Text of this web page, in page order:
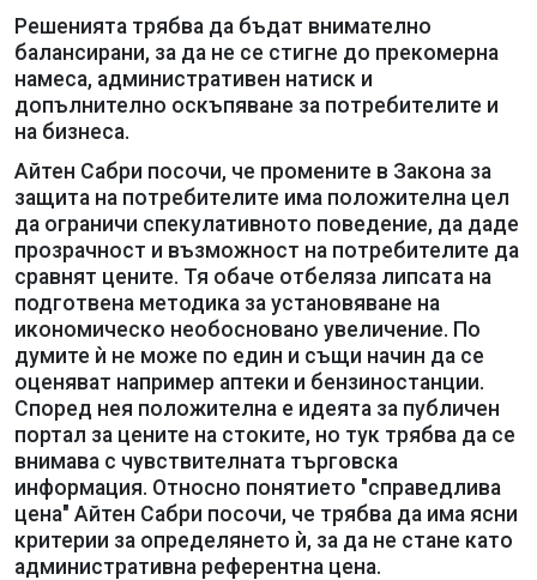
Решенията трябва да бъдат внимателно
балансирани, за да не се стигне до прекомерна
намеса, административен натиск и
допълнително оскъпяване за потребителите и
на бизнеса.
Айтен Сабри посочи, че промените в Закона за
защита на потребителите има положителна цел
да ограничи спекулативното поведение, да даде
прозрачност и възможност на потребителите да
сравнят цените. Тя обаче отбеляза липсата на
подготвена методика за установяване на
икономическо необосновано увеличение. По
думите ѝ не може по един и същи начин да се
оценяват например аптеки и бензиностанции.
Според нея положителна е идеята за публичен
портал за цените на стоките, но тук трябва да се
внимава с чувствителната търговска
информация. Относно понятието "справедлива
цена" Айтен Сабри посочи, че трябва да има ясни
критерии за определянето ѝ, за да не стане като
административна референтна цена.